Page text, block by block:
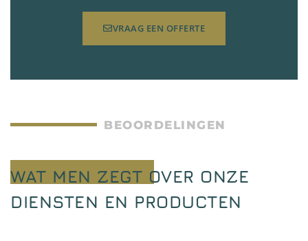
VRAAG EEN OFFERTE
BEOORDELINGEN
WAT MEN ZEGT OVER ONZE
DIENSTEN EN PRODUCTEN